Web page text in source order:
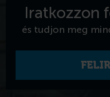
Iratkozzon
és tudjon meg